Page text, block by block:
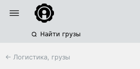
Найти грузы
← Логистика, грузы